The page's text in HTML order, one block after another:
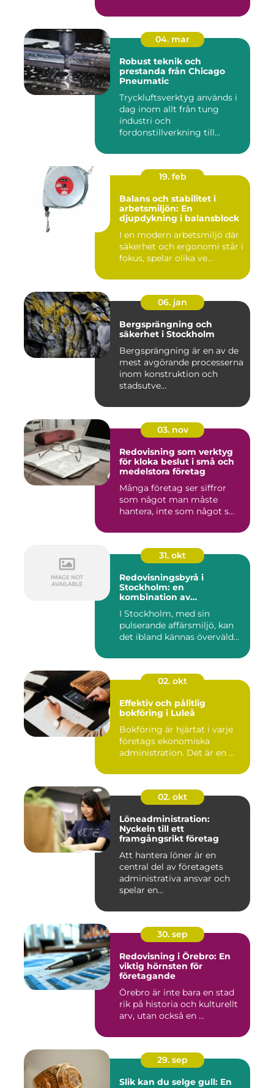
04. mar
Robust teknik och
prestanda från Chicago
Pneumatic
Tryckluftsverktyg används i
dag inom allt från tung
industri och
fordonstillverkning till...
19. feb
Balans och stabilitet i
arbetsmiljön: En
djupdykning i balansblock
I en modern arbetsmiljö där
säkerhet och ergonomi står i
fokus, spelar olika ve...
06. jan
Bergsprängning och
säkerhet i Stockholm
Bergsprängning är en av de
mest avgörande processerna
inom konstruktion och
stadsutve...
03. nov
Redovisning som verktyg
för kloka beslut i små och
medelstora företag
Många företag ser siffror
som något man måste
hantera, inte som något s...
31. okt
Redovisningsbyrå i
Stockholm: en
kombination av
personlig service
I Stockholm, med sin
pulserande affärsmiljö, kan
det ibland kännas överväld...
02. okt
Effektiv och pålitlig
bokföring i Luleå
Bokföring är hjärtat i varje
företags ekonomiska
administration. Det är en ...
02. okt
Löneadministration:
Nyckeln till ett
framgångsrikt företag
Att hantera löner är en
central del av företagets
administrativa ansvar och
spelar en...
30. sep
Redovisning i Örebro: En
viktig hörnsten för
företagande
Örebro är inte bara en stad
rik på historia och kulturellt
arv, utan också en ...
29. sep
Slik kan du selge gull: En